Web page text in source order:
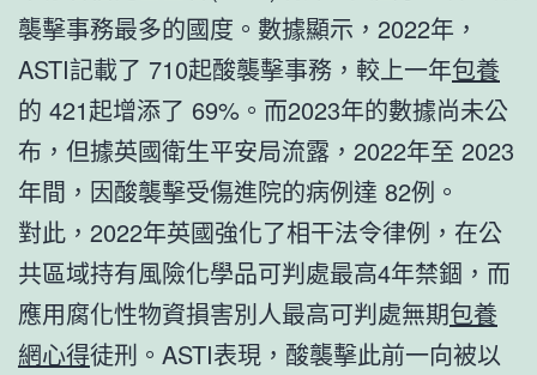
襲擊事務最多的國度。數據顯示，2022年，
ASTI記載了 710起酸襲擊事務，較上一年包養
的 421起增添了 69%。而2023年的數據尚未公
布，但據英國衛生平安局流露，2022年至 2023
年間，因酸襲擊受傷進院的病例達 82例。
對此，2022年英國強化了相干法令律例，在公
共區域持有風險化學品可判處最高4年禁錮，而
應用腐化性物資損害別人最高可判處無期包養
網心得徒刑。ASTI表現，酸襲擊此前一向被以